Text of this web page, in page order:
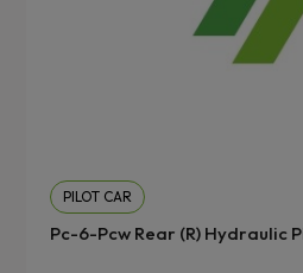
PILOT CAR
Pc-6-Pcw Rear (R) Hydraulic